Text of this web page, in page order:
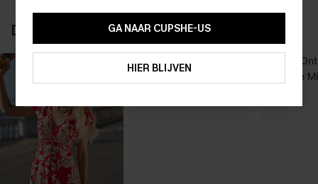
DIT VIND JE MISSCHIEN OOK LEUK
GA NAAR CUPSHE-US
HIER BLIJVEN
15% KORTING OP 2ST+
ABONNEREN